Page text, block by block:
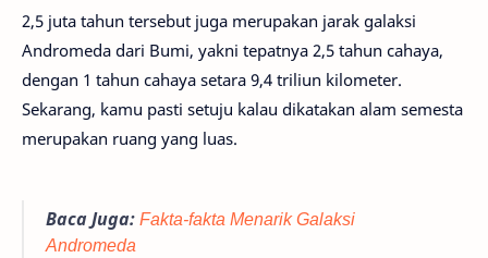
2,5 juta tahun tersebut juga merupakan jarak galaksi
Andromeda dari Bumi, yakni tepatnya 2,5 tahun cahaya,
dengan 1 tahun cahaya setara 9,4 triliun kilometer.
Sekarang, kamu pasti setuju kalau dikatakan alam semesta
merupakan ruang yang luas.
Baca Juga:Fakta-fakta Menarik Galaksi
Andromeda